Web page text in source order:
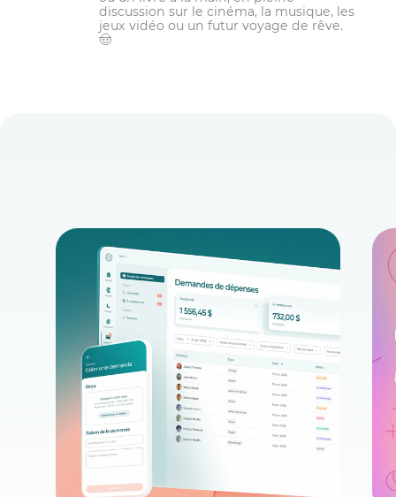
discussion sur le cinéma, la musique, les
jeux vidéo ou un futur voyage de rêve.
🤠